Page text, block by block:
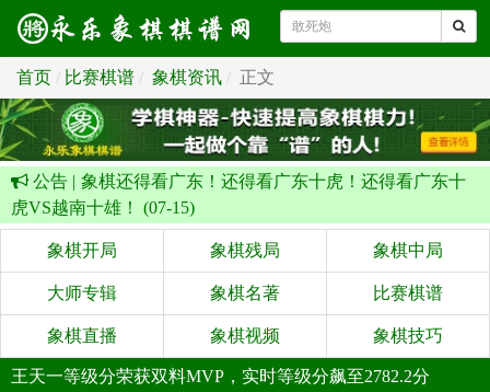
首页 比赛棋谱 象棋资讯 正文
公告 | 象棋还得看广东！还得看广东十虎！还得看广东十
虎VS越南十雄！ (07-15)
象棋开局 象棋残局 象棋中局
大师专辑 象棋名著 比赛棋谱
象棋直播 象棋视频 象棋技巧
王天一等级分荣获双料MVP，实时等级分飙至2782.2分